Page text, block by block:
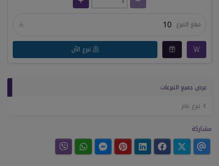
مبلغ التبرع 
تبرع الآن
عرض جميع التبرعات
تبرع عام
مشاركة